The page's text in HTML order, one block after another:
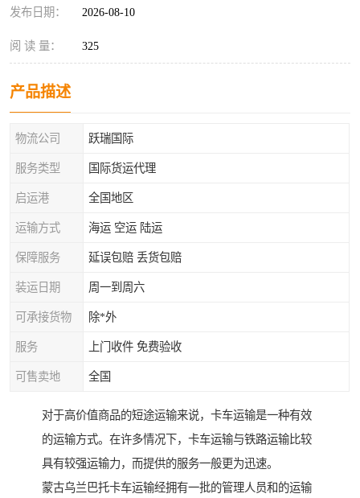
发布日期： 2026-08-10
阅 读 量： 325
产品描述
物流公司 跃瑞国际
服务类型 国际货运代理
启运港 全国地区
运输方式 海运 空运 陆运
保障服务 延误包赔 丢货包赔
装运日期 周一到周六
可承接货物 除*外
服务 上门收件 免费验收
可售卖地 全国
对于高价值商品的短途运输来说，卡车运输是一种有效
的运输方式。在许多情况下，卡车运输与铁路运输比较
具有较强运输力，而提供的服务一般更为迅速。
蒙古乌兰巴托卡车运输经拥有一批的管理人员和的运输